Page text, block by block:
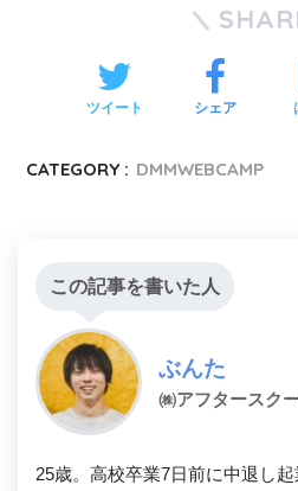
ツイート シェア
CATEGORY : DMMWEBCAMP
この記事を書いた人
ぶんた
㈱アフタースク
25歳。高校卒業7日前に中退し